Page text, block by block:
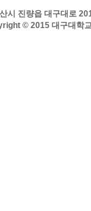
시 진량읍 대구대로
© 2015 대구대학